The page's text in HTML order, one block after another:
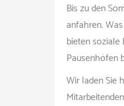
Bis zu den
anfahren.
bieten soziale
Pausenhöfen
Wir laden Sie